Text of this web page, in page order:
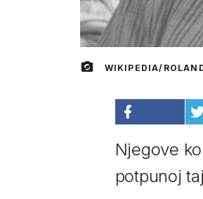
WIKIPEDIA/
Njegove
potpunoj